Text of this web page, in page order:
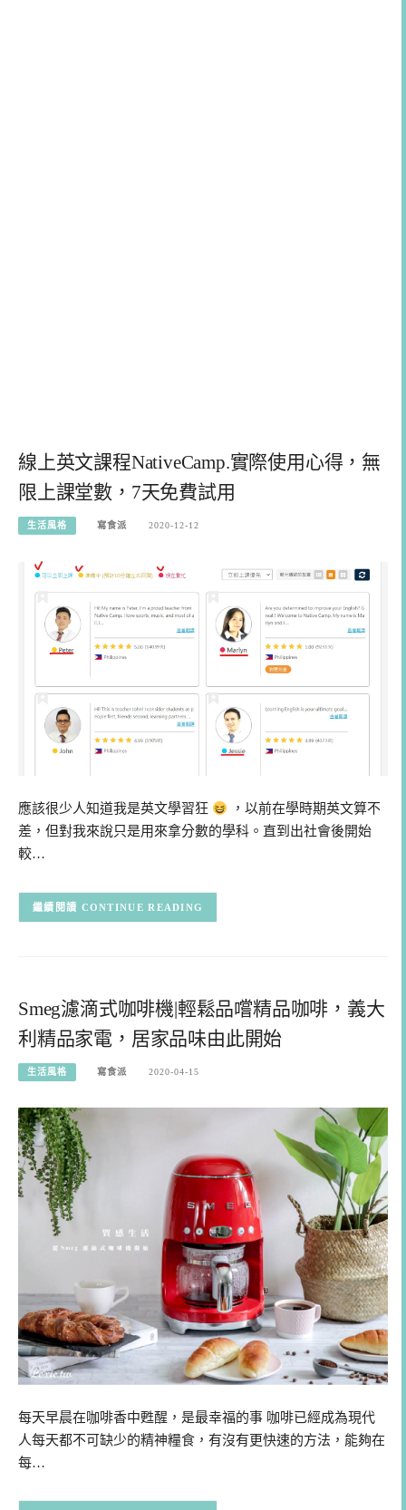
線上英文課程NativeCamp.實際使用心得，無
限上課堂數，7天免費試用
生活風格 寫食派 2020-12-12
應該很少人知道我是英文學習狂
，以前在學時期英文算不
差，但對我來說只是用來拿分數的學科。直到出社會後開始
較…
CONTINUE READING
Smeg濾滴式咖啡機|輕鬆品嚐精品咖啡，義大
利精品家電，居家品味由此開始
生活風格 寫食派 2020-04-15
每天早晨在咖啡香中甦醒，是最幸福的事 咖啡已經成為現代
人每天都不可缺少的精神糧食，有沒有更快速的方法，能夠在
每…